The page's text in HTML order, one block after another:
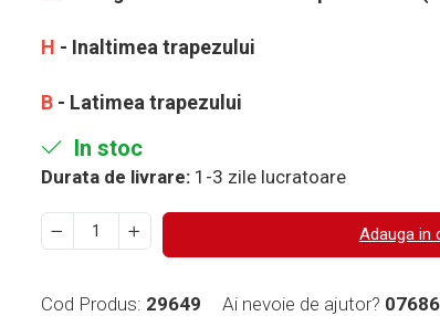
H - Inaltimea trapezului
B- Latimea trapezului
In stoc
Durata de livrare:1-3 zile lucratoare
Adauga in
Cod Produs: 29649 Ai nevoie de ajutor?